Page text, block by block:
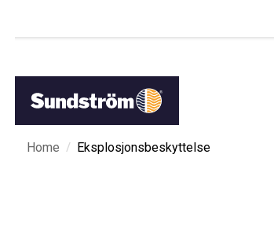
Home / Eksplosjonsbeskyttelse